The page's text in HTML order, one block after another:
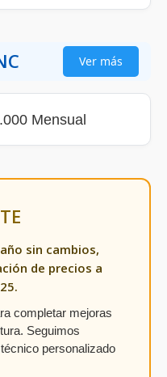
Ver más
Mensual
sin cambios,
de precios a
completar mejoras
Seguimos
personalizado